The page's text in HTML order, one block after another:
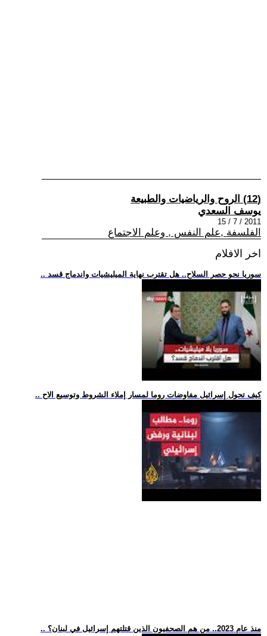
(12) الروح والرياضيات والطبيعة
يوسف السعدي
2011 / 7 / 15
الفلسفة ,علم النفس , وعلم الاجتماع
اخر الافلام
.. سوريا نحو حصر السلاح.. هل تقترب نهاية الميليشيات واندماج قسد
.. كيف تحول إسرائيل مفاوضات روما لمسار إملاء الشروط وتوسيع الاح
.. منذ عام 2023.. من هم الصحفيون الذين قتلتهم إسرائيل في لبنان؟